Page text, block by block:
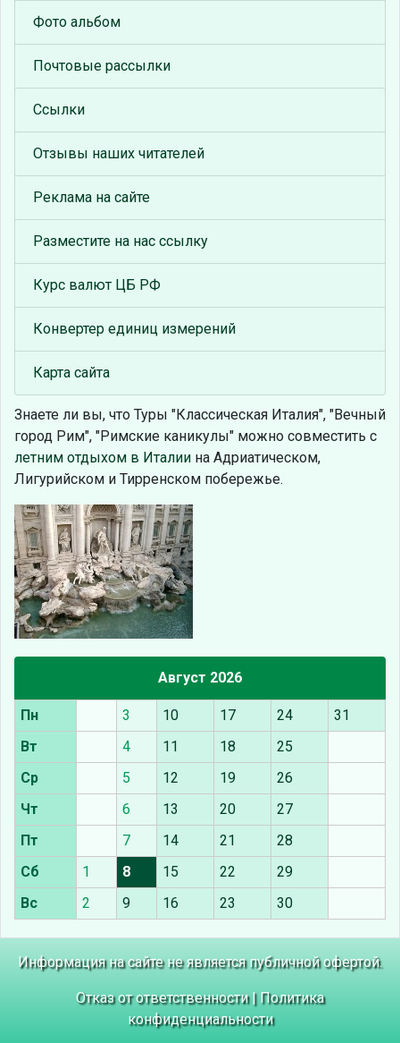
Фото альбом
Почтовые рассылки
Ссылки
Отзывы наших читателей
Реклама на сайте
Разместите на нас ссылку
Курс валют ЦБ РФ
Конвертер единиц измерений
Карта сайта
Знаете ли вы, что Туры "Классическая Италия", "Вечный
город Рим", "Римские каникулы" можно совместить с
летним отдыхом в Италии на Адриатическом,
Лигурийском и Тирренском побережье.
Август 2026
Пн 3 10 17 24
31
Вт
4 11 18
25
Ср
5 12 19
26
Чт
6 13 20
27
Пт
7 14 21
28
Сб
1 8 15 22
29
Вс
2 9 16 23 30
Информация на сайте не является публичной офертой.
Отказ от ответственности| Политика
конфиденциальности